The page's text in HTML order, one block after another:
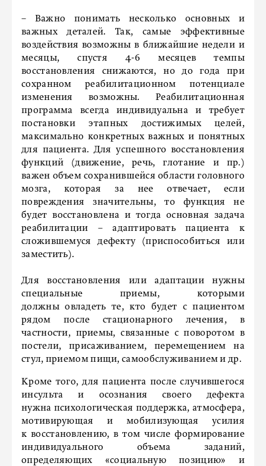
– Важно понимать несколько основных и
важных деталей. Так, самые эффективные
воздействия возможны в ближайшие недели и
месяцы, спустя 4-6 месяцев темпы
восстановления снижаются, но до года при
сохранном реабилитационном потенциале
изменения возможны. Реабилитационная
программа всегда индивидуальна и требует
постановки этапных достижимых целей,
максимально конкретных важных и понятных
для пациента. Для успешного восстановления
функций (движение, речь, глотание и пр.)
важен объем сохранившейся области головного
мозга, которая за нее отвечает, если
повреждения значительны, то функция не
будет восстановлена и тогда основная задача
реабилитации – адаптировать пациента к
сложившемуся дефекту (приспособиться или
заместить).
Для восстановления или адаптации нужны
специальные приемы, которыми
должны овладеть те, кто будет с пациентом
рядом после стационарного лечения, в
частности, приемы, связанные с поворотом в
постели, присаживанием, перемещением на
стул, приемом пищи, самообслуживанием и др.
Кроме того, для пациента после случившегося
инсульта и осознания своего дефекта
нужна психологическая поддержка, атмосфера,
мотивирующая и мобилизующая усилия
к восстановлению, в том числе формирование
индивидуального объема заданий,
определяющих «социальную позицию» и